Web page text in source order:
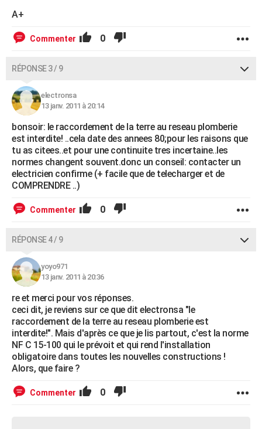
A+
Commenter 0
RÉPONSE 3 / 9
electronsa
13 janv. 2011 à 20:14
bonsoir: le raccordement de la terre au reseau plomberie
est interdite! ..cela date des annees 80;pour les raisons que
tu as citees..et pour une continuite tres incertaine..les
normes changent souvent.donc un conseil: contacter un
electricien confirme (+ facile que de telecharger et de
COMPRENDRE ..)
Commenter 0
RÉPONSE 4 / 9
yoyo971
13 janv. 2011 à 20:36
re et merci pour vos réponses.
ceci dit, je reviens sur ce que dit electronsa "le
raccordement de la terre au reseau plomberie est
interdite!". Mais d'après ce que je lis partout, c'est la norme
NF C 15-100 qui le prévoit et qui rend l'installation
obligatoire dans toutes les nouvelles constructions !
Alors, que faire ?
Commenter 0